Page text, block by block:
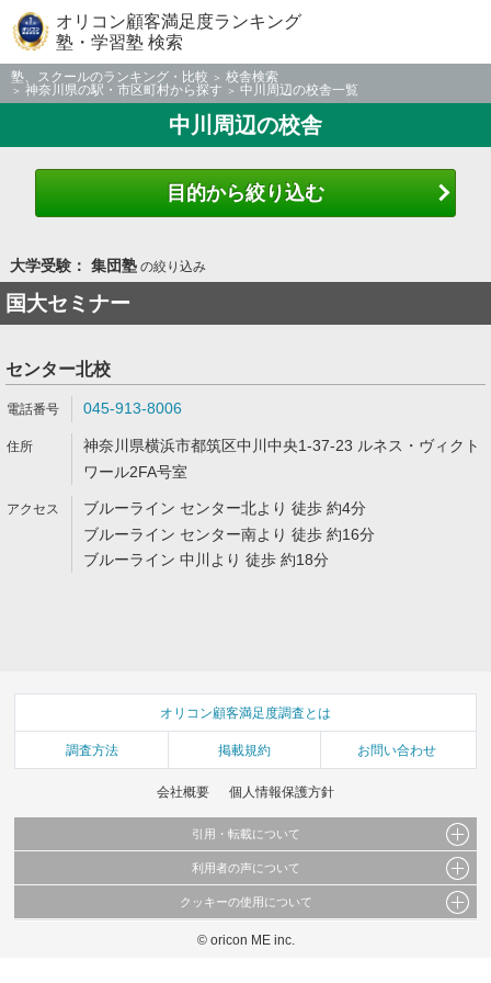
オリコン顧客満足度ランキング
塾・学習塾 検索
塾、スクールのランキング・比較
校舎検索
神奈川県の駅・市区町村から探す
中川周辺の校舎一覧
中川周辺の校舎
目的から絞り込む
大学受験： 集団塾の絞り込み
国大セミナー
センター北校
045-913-8006
神奈川県横浜市都筑区中川中央1-37-23 ルネス・ヴィクト
ワール2FA号室
ブルーライン センター北より 徒歩 約4分
ブルーライン センター南より 徒歩 約16分
ブルーライン 中川より 徒歩 約18分
オリコン顧客満足度調査とは
調査方法 掲載規約 お問い合わせ
会社概要 個人情報保護方針
引用・転載について
当サイトで公開されている情報（文字、写真、イラスト、画像データ等）及びこれらの配
これらの情報を権利者の許可なく無断転載・複製などの二次利用を行うことは固く禁じて
利用者の声について
当サイトに掲載している内容はすべてサービスの利用者が提出された見解・感想です。
弊社の見解・ 意見ではないことをご理解いただいた上でご覧ください。
クッキーの使用について
このサイトでは Cookie を使用して、ユーザーに合わせたコンテンツや広告の表示、ソー
© oricon ME inc.